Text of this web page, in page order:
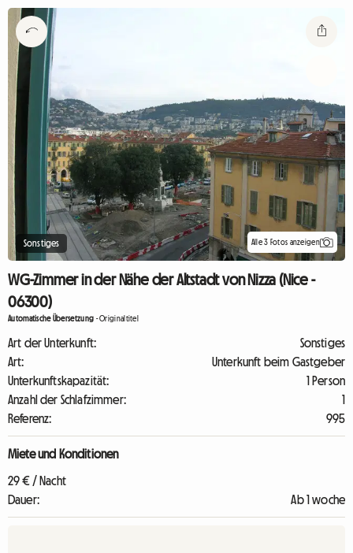
Sonstiges Alle 3 Fotos anzeigen
WG-Zimmer in der Nähe der Altstadt von Nizza (Nice -
06300)
Automatische Übersetzung -Originaltitel
Art der Unterkunft:
Sonstiges
Art:
Unterkunft beim Gastgeber
Unterkunftskapazität:
1 Person
Anzahl der Schlafzimmer:
1
Referenz:
995
Miete und Konditionen
29 € / Nacht
Dauer:
Ab 1 woche